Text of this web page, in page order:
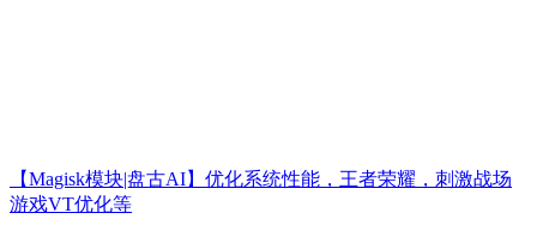
【Magisk模块|盘古AI】优化系统性能，王者荣耀，刺激战场
游戏VT优化等